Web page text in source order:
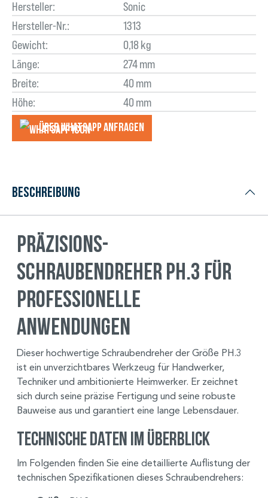
Hersteller:
Sonic
Hersteller-Nr.:
1313
Gewicht:
0,18 kg
Länge:
274 mm
Breite:
40 mm
Höhe:
40 mm
Über WhatsApp anfragеn
Beschreibung
Präzisions-
Schraubendreher PH.3 für
professionelle
Anwendungen
Dieser hochwertige Schraubendreher der Größe PH.3
ist ein unverzichtbares Werkzeug für Handwerker,
Techniker und ambitionierte Heimwerker. Er zeichnet
sich durch seine präzise Fertigung und seine robuste
Bauweise aus und garantiert eine lange Lebensdauer.
Technische Daten im Überblick
Im Folgenden finden Sie eine detaillierte Auflistung der
technischen Spezifikationen dieses Schraubendrehers: